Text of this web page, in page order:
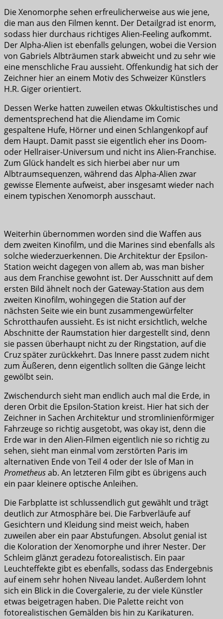
Die Xenomorphe sehen erfreulicherweise aus wie jene,
die man aus den Filmen kennt. Der Detailgrad ist enorm,
sodass hier durchaus richtiges Alien-Feeling aufkommt.
Der Alpha-Alien ist ebenfalls gelungen, wobei die Version
von Gabriels Albträumen stark abweicht und zu sehr wie
eine menschliche Frau aussieht. Offenkundig hat sich der
Zeichner hier an einem Motiv des Schweizer Künstlers
H.R. Giger orientiert.
Dessen Werke hatten zuweilen etwas Okkultistisches und
dementsprechend hat die Aliendame im Comic
gespaltene Hufe, Hörner und einen Schlangenkopf auf
dem Haupt. Damit passt sie eigentlich eher ins Doom-
oder Hellraiser-Universum und nicht ins Alien-Franchise.
Zum Glück handelt es sich hierbei aber nur um
Albtraumsequenzen, während das Alpha-Alien zwar
gewisse Elemente aufweist, aber insgesamt wieder nach
einem typischen Xenomorph ausschaut.
Weiterhin übernommen worden sind die Waffen aus
dem zweiten Kinofilm, und die Marines sind ebenfalls als
solche wiederzuerkennen. Die Architektur der Epsilon-
Station weicht dagegen von allem ab, was man bisher
aus dem Franchise gewohnt ist. Der Ausschnitt auf dem
ersten Bild ähnelt noch der Gateway-Station aus dem
zweiten Kinofilm, wohingegen die Station auf der
nächsten Seite wie ein bunt zusammengewürfelter
Schrotthaufen aussieht. Es ist nicht ersichtlich, welche
Abschnitte der Raumstation hier dargestellt sind, denn
sie passen überhaupt nicht zu der Ringstation, auf die
Cruz später zurückkehrt. Das Innere passt zudem nicht
zum Äußeren, denn eigentlich sollten die Gänge leicht
gewölbt sein.
Zwischendurch sieht man endlich auch mal die Erde, in
deren Orbit die Epsilon-Station kreist. Hier hat sich der
Zeichner in Sachen Architektur und stromlinienförmiger
Fahrzeuge so richtig ausgetobt, was okay ist, denn die
Erde war in den Alien-Filmen eigentlich nie so richtig zu
sehen, sieht man einmal vom zerstörten Paris im
alternativen Ende von Teil 4 oder der Isle of Man in
Prometheusab. An letzteren Film gibt es übrigens auch
ein paar kleinere optische Anleihen.
Die Farbplatte ist schlussendlich gut gewählt und trägt
deutlich zur Atmosphäre bei. Die Farbverläufe auf
Gesichtern und Kleidung sind meist weich, haben
zuweilen aber ein paar Abstufungen. Absolut genial ist
die Koloration der Xenomorphe und ihrer Nester. Der
Schleim glänzt geradezu fotorealistisch. Ein paar
Leuchteffekte gibt es ebenfalls, sodass das Endergebnis
auf einem sehr hohen Niveau landet. Außerdem lohnt
sich ein Blick in die Covergalerie, zu der viele Künstler
etwas beigetragen haben. Die Palette reicht von
fotorealistischen Gemälden bis hin zu Karikaturen.